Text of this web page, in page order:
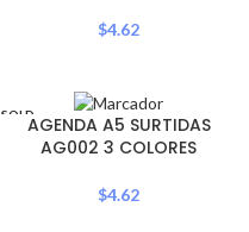
$4.62
SOLD
OUTAGENDA A5 SURTIDAS
AG002 3 COLORES
$4.62